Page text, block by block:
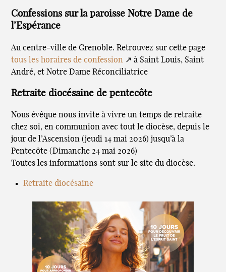
Confessions sur la paroisse Notre Dame de
l’Espérance
Au centre-ville de Grenoble. Retrouvez sur cette page
tous les horaires de confession ↗ à Saint Louis, Saint
André, et Notre Dame Réconciliatrice
Retraite diocésaine de pentecôte
Nous évêque nous invite à vivre un temps de retraite
chez soi, en communion avec tout le diocèse, depuis le
jour de l’Ascension (jeudi 14 mai 2026) jusqu’à la
Pentecôte (Dimanche 24 mai 2026)
Toutes les informations sont sur le site du diocèse.
Retraite diocésaine